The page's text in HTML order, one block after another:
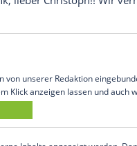
mir externe Inhalte
werden. Mehr dazu in